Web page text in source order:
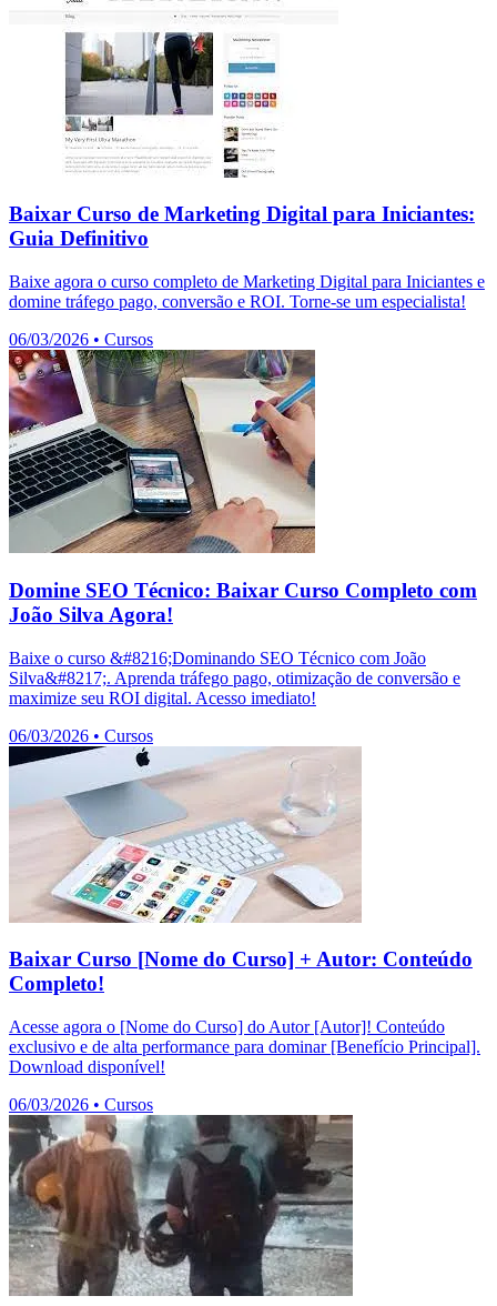
Baixar Curso de Marketing Digital para Iniciantes:
Guia Definitivo
Baixe agora o curso completo de Marketing Digital para Iniciantes e
domine tráfego pago, conversão e ROI. Torne-se um especialista!
06/03/2026 • Cursos
Domine SEO Técnico: Baixar Curso Completo com
João Silva Agora!
Baixe o curso &#8216;Dominando SEO Técnico com João
Silva&#8217;. Aprenda tráfego pago, otimização de conversão e
maximize seu ROI digital. Acesso imediato!
06/03/2026 • Cursos
Baixar Curso [Nome do Curso] + Autor: Conteúdo
Completo!
Acesse agora o [Nome do Curso] do Autor [Autor]! Conteúdo
exclusivo e de alta performance para dominar [Benefício Principal].
Download disponível!
06/03/2026 • Cursos